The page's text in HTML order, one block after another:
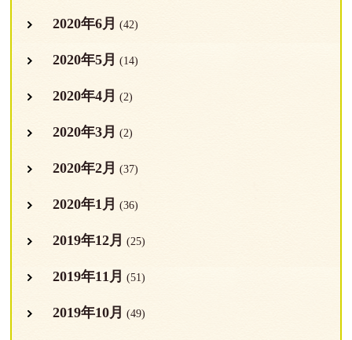
2020年6月 (42)
2020年5月 (14)
2020年4月 (2)
2020年3月 (2)
2020年2月 (37)
2020年1月 (36)
2019年12月 (25)
2019年11月 (51)
2019年10月 (49)